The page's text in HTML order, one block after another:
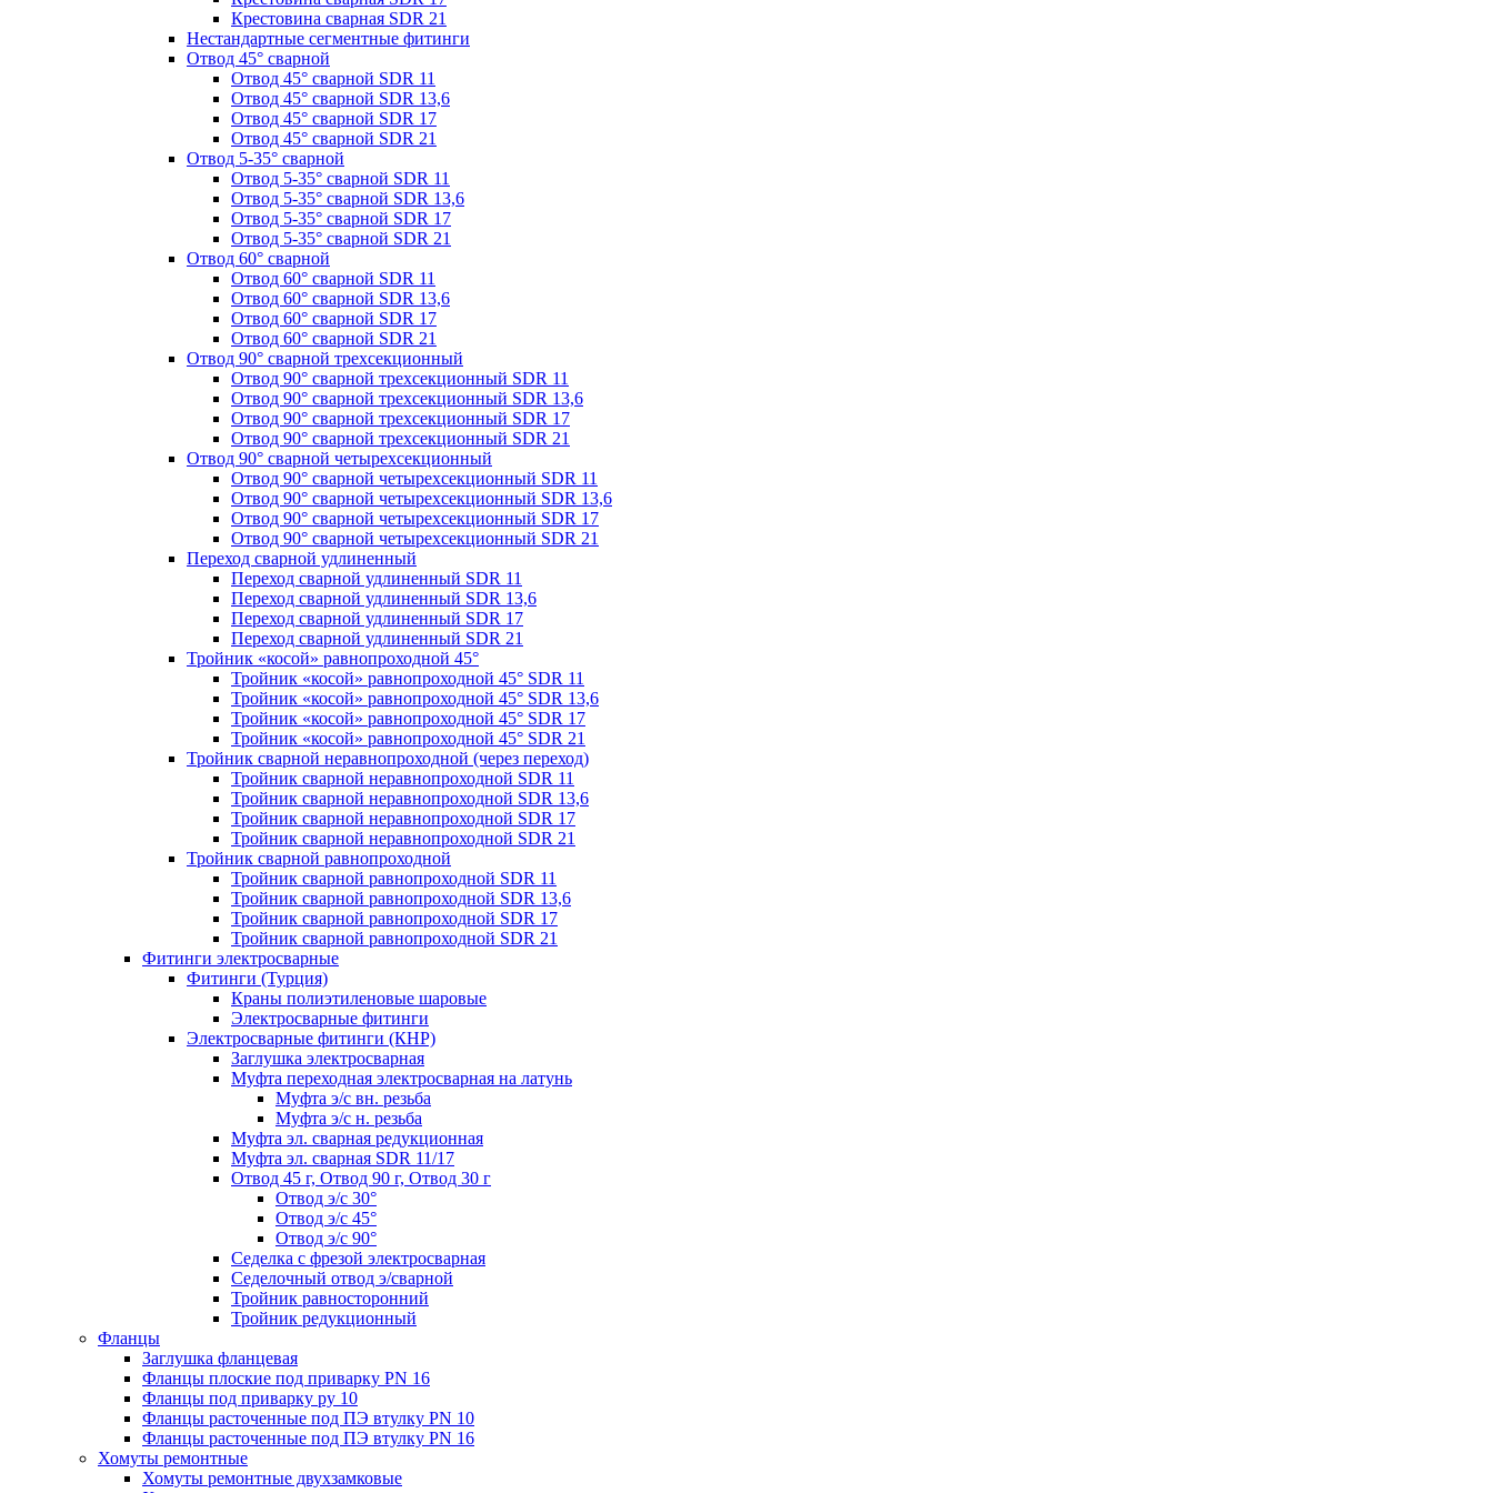
Крестовина сварная SDR 21
Нестандартные сегментные фитинги
Отвод 45° сварной
Отвод 45° сварной SDR 11
Отвод 45° сварной SDR 13,6
Отвод 45° сварной SDR 17
Отвод 45° сварной SDR 21
Отвод 5-35° сварной
Отвод 5-35° сварной SDR 11
Отвод 5-35° сварной SDR 13,6
Отвод 5-35° сварной SDR 17
Отвод 5-35° сварной SDR 21
Отвод 60° сварной
Отвод 60° сварной SDR 11
Отвод 60° сварной SDR 13,6
Отвод 60° сварной SDR 17
Отвод 60° сварной SDR 21
Отвод 90° сварной трехсекционный
Отвод 90° сварной трехсекционный SDR 11
Отвод 90° сварной трехсекционный SDR 13,6
Отвод 90° сварной трехсекционный SDR 17
Отвод 90° сварной трехсекционный SDR 21
Отвод 90° сварной четырехсекционный
Отвод 90° сварной четырехсекционный SDR 11
Отвод 90° сварной четырехсекционный SDR 13,6
Отвод 90° сварной четырехсекционный SDR 17
Отвод 90° сварной четырехсекционный SDR 21
Переход сварной удлиненный
Переход сварной удлиненный SDR 11
Переход сварной удлиненный SDR 13,6
Переход сварной удлиненный SDR 17
Переход сварной удлиненный SDR 21
Тройник «косой» равнопроходной 45°
Тройник «косой» равнопроходной 45° SDR 11
Тройник «косой» равнопроходной 45° SDR 13,6
Тройник «косой» равнопроходной 45° SDR 17
Тройник «косой» равнопроходной 45° SDR 21
Тройник сварной неравнопроходной (через переход)
Тройник сварной неравнопроходной SDR 11
Тройник сварной неравнопроходной SDR 13,6
Тройник сварной неравнопроходной SDR 17
Тройник сварной неравнопроходной SDR 21
Тройник сварной равнопроходной
Тройник сварной равнопроходной SDR 11
Тройник сварной равнопроходной SDR 13,6
Тройник сварной равнопроходной SDR 17
Тройник сварной равнопроходной SDR 21
Фитинги электросварные
Фитинги (Турция)
Краны полиэтиленовые шаровые
Электросварные фитинги
Электросварные фитинги (КНР)
Заглушка электросварная
Муфта переходная электросварная на латунь
Муфта э/с вн. резьба
Муфта э/с н. резьба
Муфта эл. cварная редукционная
Муфта эл. сварная SDR 11/17
Отвод 45 г, Отвод 90 г, Отвод 30 г
Отвод э/с 30°
Отвод э/с 45°
Отвод э/с 90°
Седелка с фрезой электросварная
Седелочный отвод э/сварной
Тройник равносторонний
Тройник редукционный
Фланцы
Заглушка фланцевая
Фланцы плоские под приварку PN 16
Фланцы под приварку ру 10
Фланцы расточенные под ПЭ втулку PN 10
Фланцы расточенные под ПЭ втулку PN 16
Хомуты ремонтные
Хомуты ремонтные двухзамковые